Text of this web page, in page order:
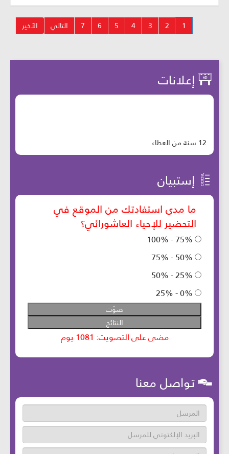
1
2
3
4
5
6
7 التالي الأخير
إعلانات
12 سنة من العطاء
إستبيان
تواصل معنا